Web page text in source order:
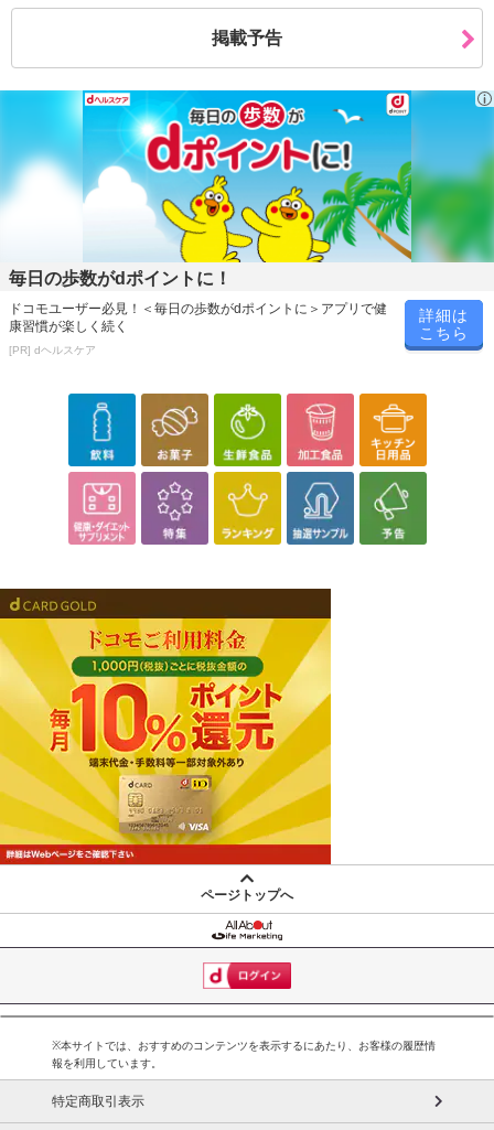
掲載予告
毎日の歩数がdポイントに！
ドコモユーザー必見！＜毎日の歩数がdポイントに＞アプリで健
康習慣が楽しく続く
[PR] dヘルスケア
詳細は
こちら
ページトップへ
※本サイトでは、おすすめのコンテンツを表示するにあたり、お客様の履歴情
報を利用しています。
特定商取引表示